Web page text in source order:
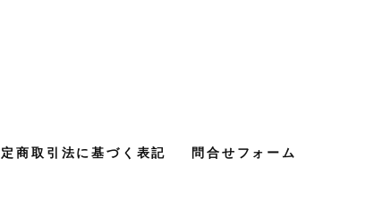
商取引法に基づく表記 問合せフォーム